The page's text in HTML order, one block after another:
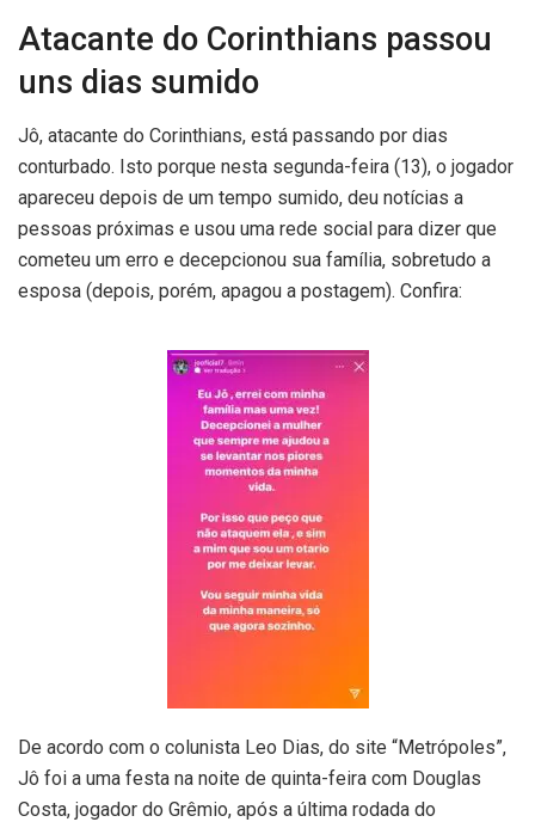
Atacante do Corinthians passou
uns dias sumido
Jô, atacante do Corinthians, está passando por dias
conturbado. Isto porque nesta segunda-feira (13), o jogador
apareceu depois de um tempo sumido, deu notícias a
pessoas próximas e usou uma rede social para dizer que
cometeu um erro e decepcionou sua família, sobretudo a
esposa (depois, porém, apagou a postagem). Confira:
De acordo com o colunista Leo Dias, do site “Metrópoles”,
Jô foi a uma festa na noite de quinta-feira com Douglas
Costa, jogador do Grêmio, após a última rodada do